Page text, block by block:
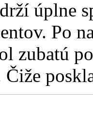
úplne
Po
zubatú